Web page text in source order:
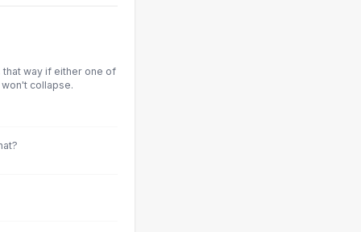
way if either one of
collapse.